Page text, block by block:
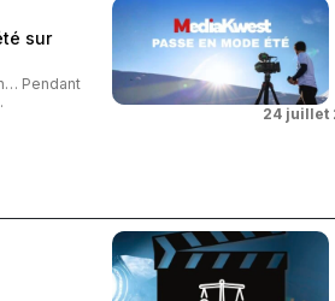
sur
Pendant
24 juillet